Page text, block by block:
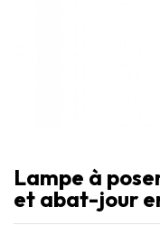
Lampe à
et abat-jour